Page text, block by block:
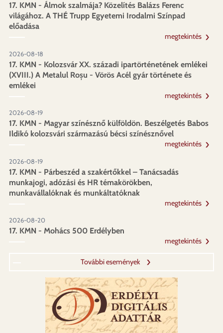
17. KMN - Álmok szalmája? Közelítés Balázs Ferenc
világához. A THÉ Trupp Egyetemi Irodalmi Színpad
előadása
megtekintés
2026-08-18
17. KMN - Kolozsvár XX. századi ipartörténetének emlékei
(XVIII.) A Metalul Roșu - Vörös Acél gyár története és
emlékei
megtekintés
2026-08-19
17. KMN - Magyar színésznő külföldön. Beszélgetés Babos
Ildikó kolozsvári származású bécsi színésznővel
megtekintés
2026-08-19
17. KMN - Párbeszéd a szakértőkkel – Tanácsadás
munkajogi, adózási és HR témakörökben,
munkavállalóknak és munkáltatóknak
megtekintés
2026-08-20
17. KMN - Mohács 500 Erdélyben
megtekintés
További események